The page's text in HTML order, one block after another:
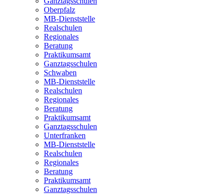
Oberpfalz
MB-Dienststelle
Realschulen
Regionales
Beratung
Praktikumsamt
Ganztagsschulen
Schwaben
MB-Dienststelle
Realschulen
Regionales
Beratung
Praktikumsamt
Ganztagsschulen
Unterfranken
MB-Dienststelle
Realschulen
Regionales
Beratung
Praktikumsamt
Ganztagsschulen